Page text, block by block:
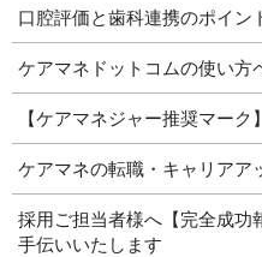
口腔評価と歯科連携のポイン
ケアマネドットコムの使い方
【ケアマネジャー推奨マーク
ケアマネの転職・キャリアア
採用ご担当者様へ【完全成功
手伝いいたします